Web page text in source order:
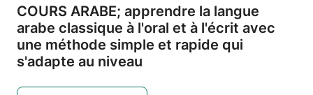
COURS ARABE; apprendre la langue
arabe classique à l'oral et à l'écrit avec
une méthode simple et rapide qui
s'adapte au niveau